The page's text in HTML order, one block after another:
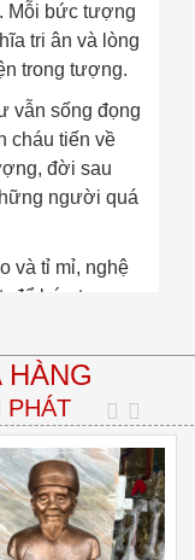
Mỗi bức tượng
tri ân và lòng
trong tượng.
vẫn sống đọng
cháu tiến về
đời sau
người quá
và tỉ mỉ, nghệ
để bức tượng
này tạo nên
tác phẩm
chân thành
với người đã
Văn Lâm, tỉnh